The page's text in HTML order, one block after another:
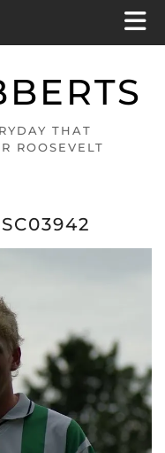
THAT
ROOSEVELT